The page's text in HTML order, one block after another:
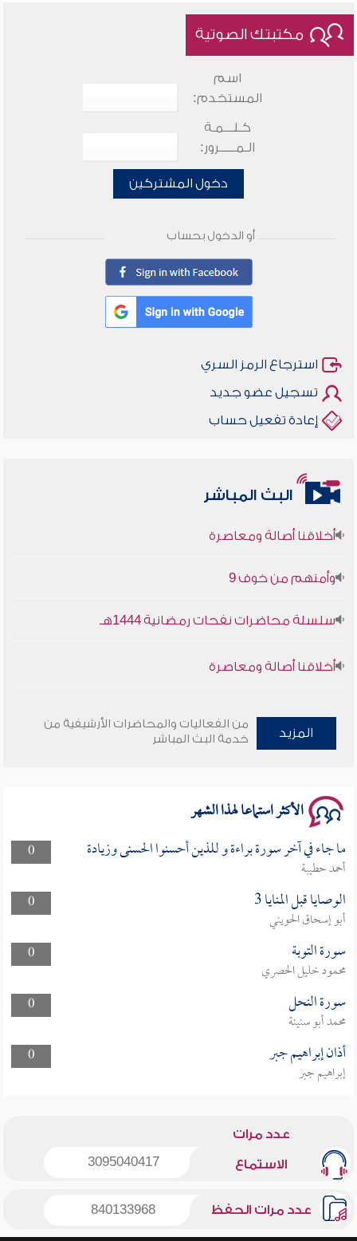
مكتبتك الصوتية
اسم
المستخدم:
كـلـــمـة
الـمـــــرور:
دخول المشتركين
أو الدخول بحساب
استرجاع الرمز السري
تسجيل عضو جديد
إعادة تفعيل حساب
البث المباشر
سلسلة محاضرات نفحات رمضانية 1444هـ
المزيد
من الفعاليات والمحاضرات الأرشيفية من
خدمة البث المباشر
الأكثر استماعا لهذا الشهر
0 ما جاء في آخر سورة براءة و للذين أحسنوا الحسنى وزيادة
أحمد حطيبة
0
الوصايا قبل المنايا 3
أبو إسحاق الحويني
0
سورة التوبة
محمود خليل الحصري
0
سورة النحل
محمد أبو سنينة
0
أذان إبراهيم جبر
إبراهيم جبر
عدد مرات
الاستماع 3095040417
عدد مرات الحفظ 840133968